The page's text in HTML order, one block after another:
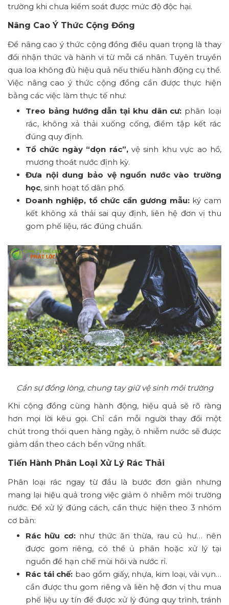
trường khi chưa kiểm soát được mức độ độc hại.
Nâng Cao Ý Thức Cộng Đồng
Để nâng cao ý thức cộng đồng điều quan trọng là thay
đổi nhận thức và hành vi từ mỗi cá nhân. Tuyên truyền
qua loa không đủ hiệu quả nếu thiếu hành động cụ thể.
Việc nâng cao ý thức cộng đồng cần được thực hiện
bằng các việc làm thực tế như:
Treo bảng hướng dẫn tại khu dân cư: phân loại
rác, không xả thải xuống cống, điểm tập kết rác
đúng quy định.
Tổ chức ngày “dọn rác”,vệ sinh khu vực ao hồ,
mương thoát nước định kỳ.
Đưa nội dung bảo vệ nguồn nước vào trường
học, sinh hoạt tổ dân phố.
Doanh nghiệp, tổ chức cần gương mẫu:ký cam
kết không xả thải sai quy định, liên hệ đơn vị thu
gom phế liệu, rác đúng chuẩn.
Cần sự đồng lòng, chung tay giữ vệ sinh môi trường
Khi cộng đồng cùng hành động, hiệu quả sẽ rõ ràng
hơn mọi lời kêu gọi. Chỉ cần mỗi người thay đổi một
chút trong thói quen hàng ngày, ô nhiễm nước sẽ được
giảm dần theo cách bền vững nhất.
Tiến Hành Phân Loại Xử Lý Rác Thải
Phân loại rác ngay từ đầu là bước đơn giản nhưng
mang lại hiệu quả trong việc giảm ô nhiễm môi trường
nước. Để xử lý đúng cách, cần thực hiện theo 3 nhóm
cơ bản:
Rác hữu cơ:như thức ăn thừa, rau củ hư… nên
được gom riêng, có thể ủ phân hoặc xử lý tại
nguồn để hạn chế mùi hôi và nước rỉ.
Rác tái chế: bao gồm giấy, nhựa, kim loại, vải vụn…
cần được thu gom riêng và liên hệ đơn vị thu mua
phế liệu uy tín để được xử lý đúng quy trình, tránh